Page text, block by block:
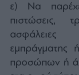
ε) Να
πιστώσεις,
ασφάλειες
εμπράγματης
προσώπων ή